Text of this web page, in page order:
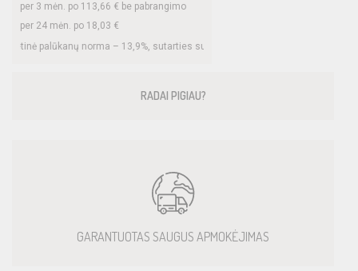
per 3 mėn. po 113,66 € be pabrangimo
per 24 mėn. po 18,03 €
norma –13,9%, sutarties sudarymo mokestis -
RADAI PIGIAU?
GARANTUOTAS SAUGUS APMOKĖJIMAS